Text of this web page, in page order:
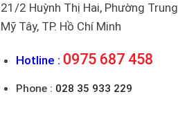
21/2 Huỳnh Thị Hai, Phường Trung
Mỹ Tây, TP. Hồ Chí Minh
Hotline : 0975 687 458
Phone : 028 35 933 229